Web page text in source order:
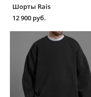
Шорты Rais
12 900 pуб.